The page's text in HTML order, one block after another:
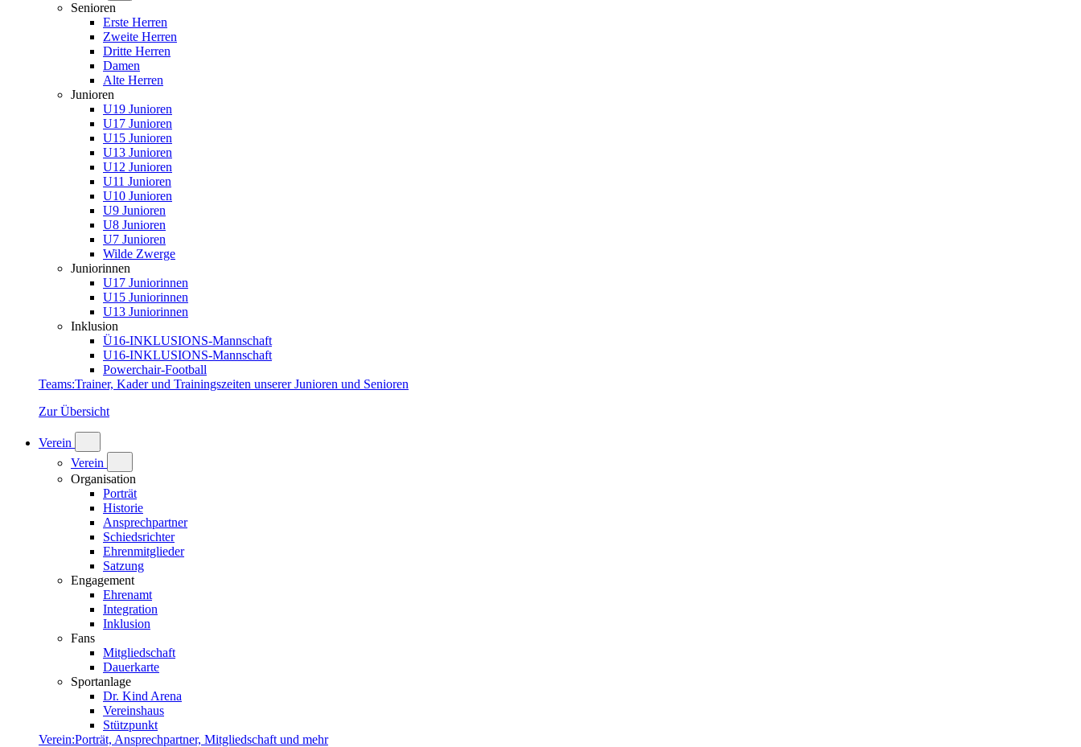
Senioren
Erste Herren
Zweite Herren
Dritte Herren
Damen
Alte Herren
Junioren
U19 Junioren
U17 Junioren
U15 Junioren
U13 Junioren
U12 Junioren
U11 Junioren
U10 Junioren
U9 Junioren
U8 Junioren
U7 Junioren
Wilde Zwerge
Juniorinnen
U17 Juniorinnen
U15 Juniorinnen
U13 Juniorinnen
Inklusion
Ü16-INKLUSIONS-Mannschaft
U16-INKLUSIONS-Mannschaft
Powerchair-Football
Teams:Trainer, Kader und Trainingszeiten unserer Junioren und Senioren
Zur Übersicht
Verein
Verein
Organisation
Porträt
Historie
Ansprechpartner
Schiedsrichter
Ehrenmitglieder
Satzung
Engagement
Ehrenamt
Integration
Inklusion
Fans
Mitgliedschaft
Dauerkarte
Sportanlage
Dr. Kind Arena
Vereinshaus
Stützpunkt
Verein:Porträt, Ansprechpartner, Mitgliedschaft und mehr